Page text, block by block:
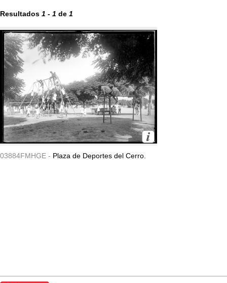
Resultados 1 - 1 de 1
03884FMHGE - Plaza de Deportes del Cerro.